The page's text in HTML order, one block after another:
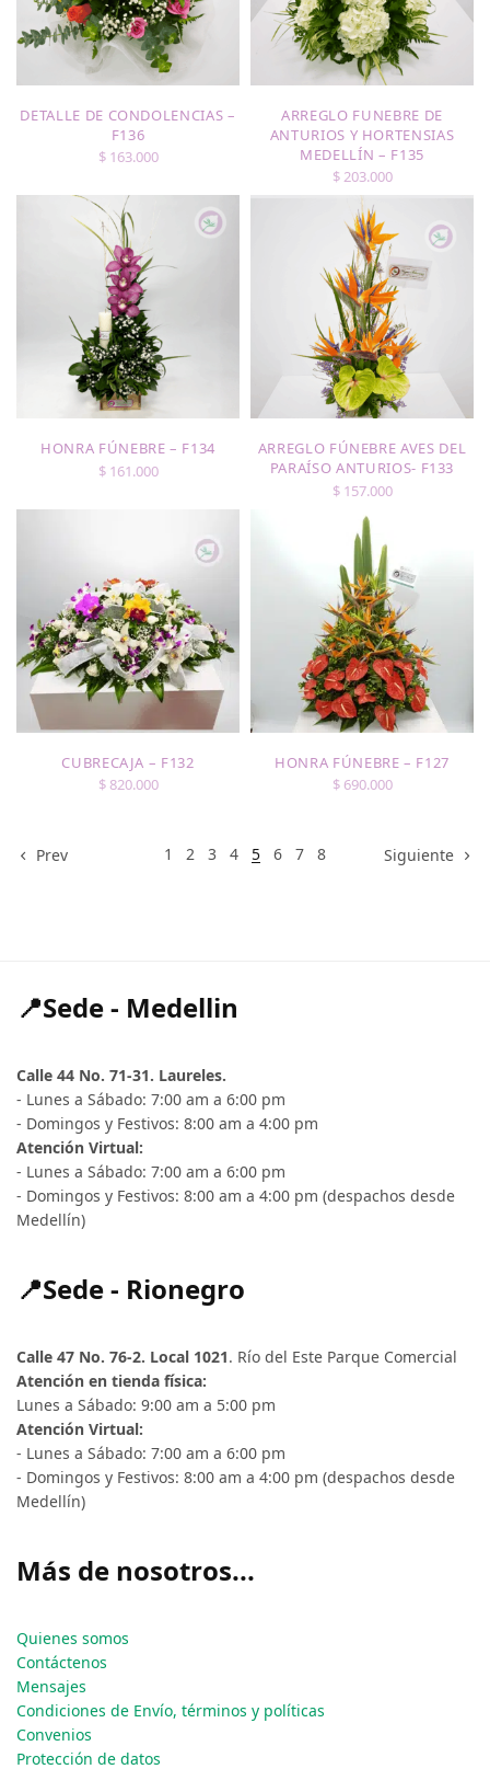
DETALLE DE CONDOLENCIAS –
F136
$163.000
ARREGLO FUNEBRE DE
ANTURIOS Y HORTENSIAS
MEDELLÍN – F135
$203.000
HONRA FÚNEBRE – F134
$161.000
ARREGLO FÚNEBRE AVES DEL
PARAÍSO ANTURIOS- F133
$157.000
CUBRECAJA – F132
$820.000
HONRA FÚNEBRE – F127
$690.000
Prev 1 2 3 4 5 6 7 8 Siguiente
📍Sede - Medellin
Calle 44 No. 71-31. Laureles.
- Lunes a Sábado: 7:00 am a 6:00 pm
- Domingos y Festivos: 8:00 am a 4:00 pm
Atención Virtual:
- Lunes a Sábado: 7:00 am a 6:00 pm
- Domingos y Festivos: 8:00 am a 4:00 pm (despachos desde
Medellín)
📍Sede - Rionegro
Calle 47 No. 76-2. Local 1021. Río del Este Parque Comercial
Atención en tienda física:
Lunes a Sábado: 9:00 am a 5:00 pm
Atención Virtual:
- Lunes a Sábado: 7:00 am a 6:00 pm
- Domingos y Festivos: 8:00 am a 4:00 pm (despachos desde
Medellín)
Más de nosotros...
Quienes somos
Contáctenos
Mensajes
Condiciones de Envío, términos y políticas
Convenios
Protección de datos